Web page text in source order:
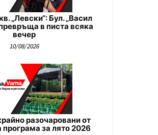
„Левски“: Бул. „Васил
в писта всяка
вечер
10/08/2026
разочаровани от
програма за лято 2026